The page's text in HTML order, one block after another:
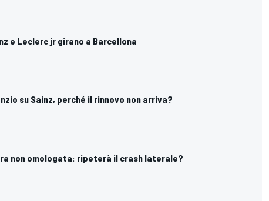
e Leclerc jr girano a Barcellona
su Sainz, perché il rinnovo non arriva?
non omologata: ripeterà il crash laterale?